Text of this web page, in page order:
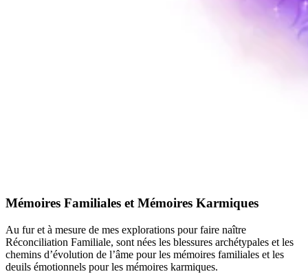
Mémoires Familiales et Mémoires Karmiques
Au fur et à mesure de mes explorations pour faire naître
Réconciliation Familiale, sont nées les blessures archétypales et les
chemins d’évolution de l’âme pour les mémoires familiales et les
deuils émotionnels pour les mémoires karmiques.